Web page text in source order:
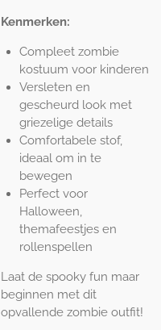
Kenmerken:
Compleet zombie
kostuum voor kinderen
Versleten en
gescheurd look met
griezelige details
Comfortabele stof,
ideaal om in te
bewegen
Perfect voor
Halloween,
themafeestjes en
rollenspellen
Laat de spooky fun maar
beginnen met dit
opvallende zombie outfit!